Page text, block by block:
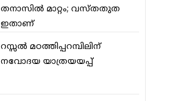
തനാസില്‍ മാറ്റം; വസ്തതുത
ഇതാണ്
റസ്സല്‍ മഠത്തിപ്പറമ്പിലിന്
നവോദയ യാത്രയയപ്പ്